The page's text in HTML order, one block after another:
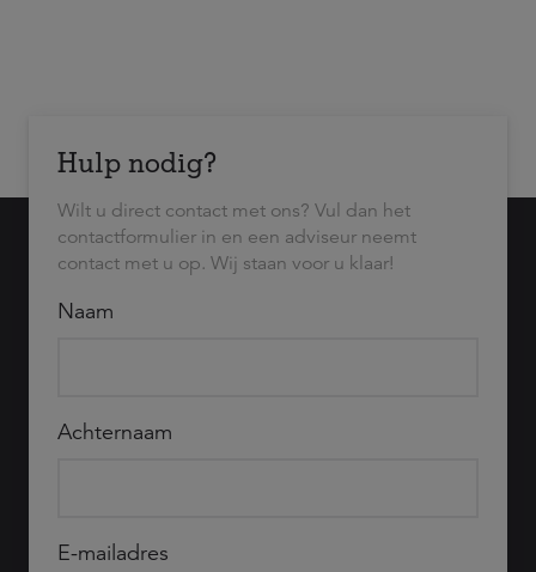
Hulp nodig?
Wilt u direct contact met ons? Vul dan het
contactformulier in en een adviseur neemt
contact met u op. Wij staan voor u klaar!
Naam
Achternaam
E-mailadres